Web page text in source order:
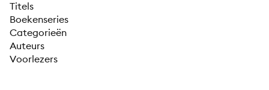
Titels
Boekenseries
Categorieën
Auteurs
Voorlezers